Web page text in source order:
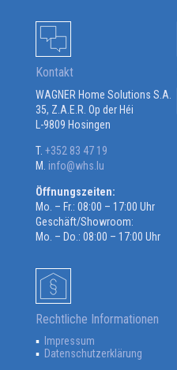
Kontakt
WAGNER Home Solutions S.A.
35, Z.A.E.R. Op der Héi
L-9809 Hosingen
T. +352 83 47 19
M. info@whs.lu
Öffnungszeiten:
Mo. – Fr.: 08:00 – 17:00 Uhr
Geschäft/Showroom:
Mo. – Do.: 08:00 – 17:00 Uhr
Rechtliche Informationen
Impressum
Datenschutzerklärung